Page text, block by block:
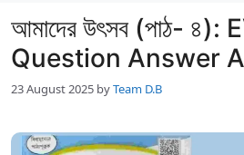
আমাদের উৎসব (পাঠ-
Question Answer
23 August 2025 byTeam D.B